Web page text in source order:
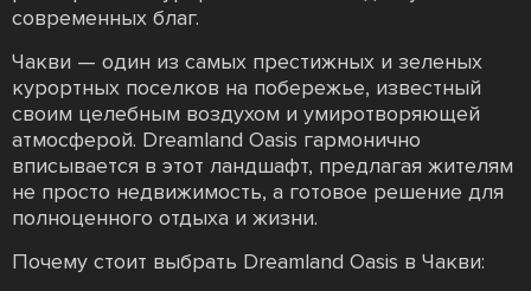
современных благ.
Чакви — один из самых престижных и зеленых
курортных поселков на побережье, известный
своим целебным воздухом и умиротворяющей
атмосферой. Dreamland Oasis гармонично
вписывается в этот ландшафт, предлагая жителям
не просто недвижимость, а готовое решение для
полноценного отдыха и жизни.
Почему стоит выбрать Dreamland Oasis в Чакви: